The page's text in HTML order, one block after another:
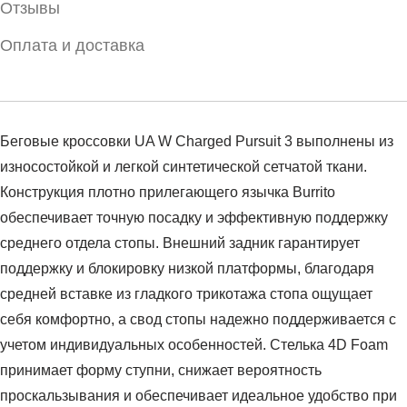
Отзывы
Оплата и доставка
Беговые кроссовки UA W Charged Pursuit 3 выполнены из
износостойкой и легкой синтетической сетчатой ткани.
Конструкция плотно прилегающего язычка Вurrito
обеспечивает точную посадку и эффективную поддержку
среднего отдела стопы. Внешний задник гарантирует
поддержку и блокировку низкой платформы, благодаря
средней вставке из гладкого трикотажа стопа ощущает
себя комфортно, а свод стопы надежно поддерживается с
учетом индивидуальных особенностей. Стелька 4D Foam
принимает форму ступни, снижает вероятность
проскальзывания и обеспечивает идеальное удобство при